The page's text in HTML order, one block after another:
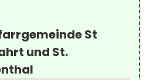
St
und St.